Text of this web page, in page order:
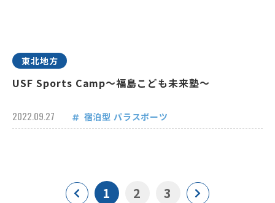
東北地方
USF Sports Camp～福島こども未来塾～
2022.09.27 宿泊型 パラスポーツ
1 2 3